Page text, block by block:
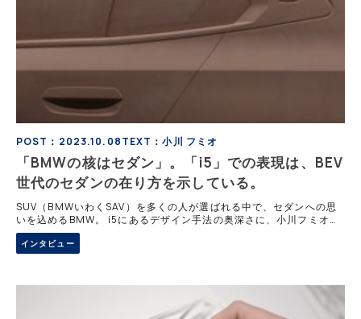
POST：2023.10.08TEXT：小川 フミオ
「BMWの核はセダン」。「i5」での表現は、BEV
世代のセダンの在り方を示している。
SUV（BMWいわくSAV）を多くの人が選ばれる中で、セダンへの思
いを込めるBMW。 i5にあるデザイン手法の奥深さに、小川フミオは
セダンの可能性を知るのだった。 前回：「i5」の造形を、BMWエク
ステリア・デザイン責任
インタビュー